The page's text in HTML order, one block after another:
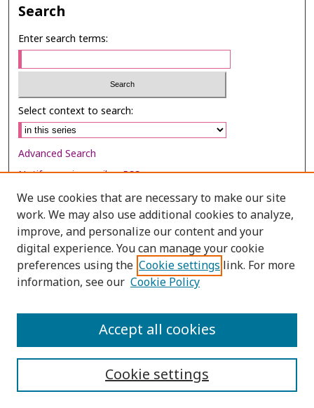
Search
Enter search terms:
Select context to search:
Advanced Search
Notify me via email orRSS
Browse
Collections
Disciplines
Authors
We use cookies that are necessary to make our site
work. We may also use additional cookies to analyze,
improve, and personalize our content and your
digital experience. You can manage your cookie
preferences using the Cookie settings link. For more
information, see our Cookie Policy
Cookie settings
Accept all cookies